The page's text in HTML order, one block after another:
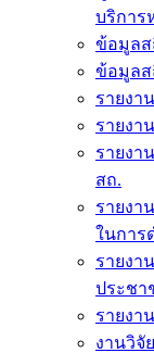
บริการ
ข้อมูลส
ข้อมูลส
รายงา
รายงา
รายงา
สถ.
รายงา
ในการ
รายงา
ประชา
รายงา
งานวิจัย